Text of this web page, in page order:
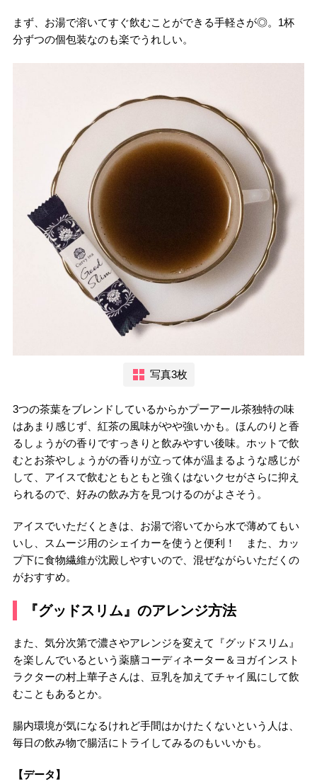
まず、お湯で溶いてすぐ飲むことができる手軽さが◎。1杯
分ずつの個包装なのも楽でうれしい。
写真3枚
3つの茶葉をブレンドしているからかプーアール茶独特の味
はあまり感じず、紅茶の風味がやや強いかも。ほんのりと香
るしょうがの香りですっきりと飲みやすい後味。ホットで飲
むとお茶やしょうがの香りが立って体が温まるような感じが
して、アイスで飲むともともと強くはないクセがさらに抑え
られるので、好みの飲み方を見つけるのがよさそう。
アイスでいただくときは、お湯で溶いてから水で薄めてもい
いし、スムージ用のシェイカーを使うと便利！ また、カッ
プ下に食物繊維が沈殿しやすいので、混ぜながらいただくの
がおすすめ。
『グッドスリム』のアレンジ方法
また、気分次第で濃さやアレンジを変えて『グッドスリム』
を楽しんでいるという薬膳コーディネーター＆ヨガインスト
ラクターの村上華子さんは、豆乳を加えてチャイ風にして飲
むこともあるとか。
腸内環境が気になるけれど手間はかけたくないという人は、
毎日の飲み物で腸活にトライしてみるのもいいかも。
【データ】